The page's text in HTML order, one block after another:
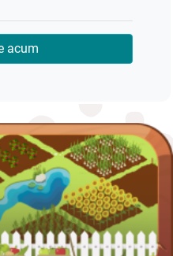
acum